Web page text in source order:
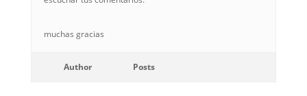
muchas gracias
Author Posts